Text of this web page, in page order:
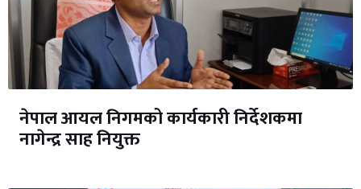
नेपाल आयल निगमको कार्यकारी निर्देशकमा
नागेन्द्र साह नियुक्त